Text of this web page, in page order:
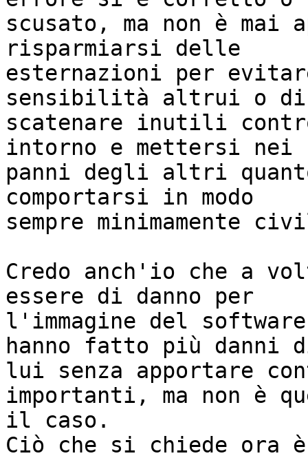
scusato, ma non è mai
risparmiarsi delle
esternazioni per
sensibilità altrui o di
scatenare inutili
intorno e mettersi nei
panni degli altri
comportarsi in modo
sempre minimamente
Credo anch'io che a
essere di danno per
l'immagine del
hanno fatto più danni
lui senza apportare
importanti, ma non è
il caso.
Ciò che si chiede ora